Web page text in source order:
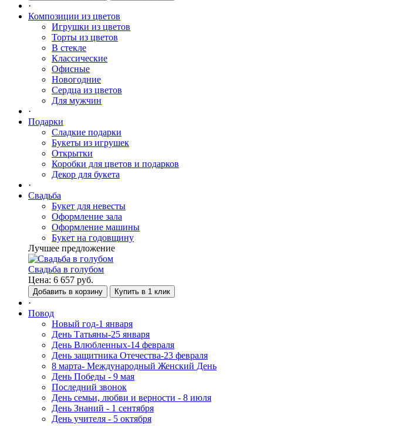
·
Композиции из цветов
Игрушки из цветов
Торты из цветов
В стекле
Классические
Офисные
Новогодние
Сердца из цветов
Для мужчин
·
Подарки
Сладкие подарки
Букеты из игрушек
Открытки
Коробки для цветов и подарков
Декор для букета
·
Свадьба
Букет для невесты
Оформление зала
Оформление машины
Букет на годовщину
Лучшее предложение
Свадьба в голубом
Цена: 6 657 руб.
Добавить в корзину Купить в 1 клик
·
Повод
Новый год-1 января
День Татьяны-25 января
День Влюбленных-14 февраля
День защитника Отечества-23 февраля
8 марта- Международный Женский День
День Победы - 9 мая
Последний звонок
День семьи, любви и верности - 8 июля
День Знаний - 1 сентября
День учителя - 5 октября